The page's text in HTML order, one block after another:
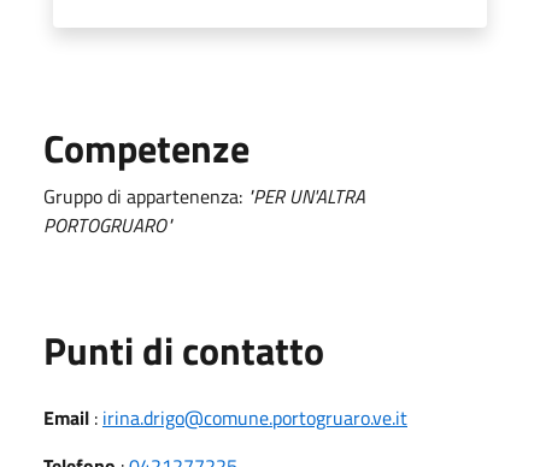
Competenze
Gruppo di appartenenza: "PER UN'ALTRA
PORTOGRUARO"
Punti di contatto
Email : irina.drigo@comune.portogruaro.ve.it